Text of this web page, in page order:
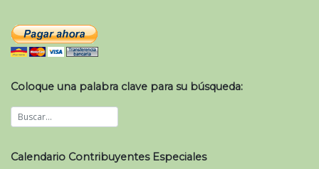
Coloque una palabra clave para su búsqueda:
Calendario Contribuyentes Especiales